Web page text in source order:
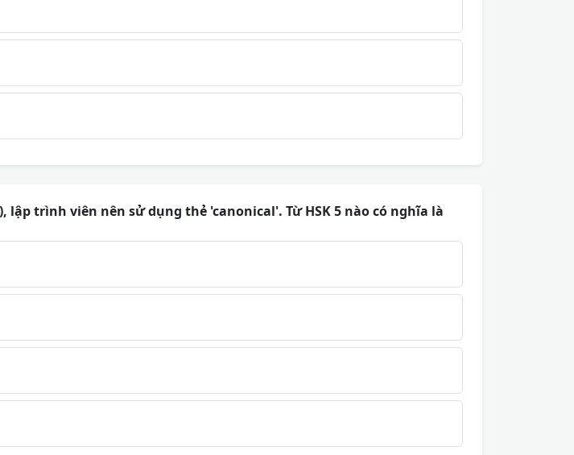
trình viên nên sử dụng thẻ 'canonical'. Từ HSK 5 nào có nghĩa là